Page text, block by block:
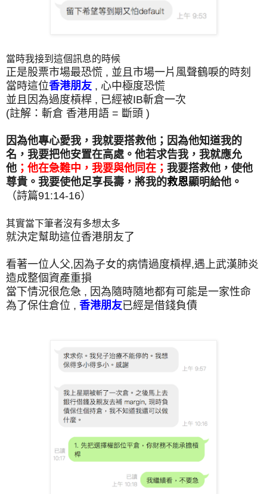
當時我接到這個訊息的時候
正是股票市場最恐慌 , 並且市場一片風聲鶴唳的時刻
當時這位香港朋友 , 心中極度恐慌
並且因為過度槓桿 , 已經被IB斬倉一次
(註解：斬倉 香港用語 = 斷頭 )
因為他專心愛我，我就要搭救他；因為他知道我的
名，我要把他安置在高處。他若求告我，我就應允
他 ； 他在急難中，我要與他同在； 我要搭救他，使他
尊貴。我要使他足享長壽，將我的救恩顯明給他。
（詩篇91:14-16）
其實當下筆者沒有多想太多
就決定幫助這位香港朋友了
看著一位人父,因為子女的病情過度槓桿,遇上武漢肺炎
造成整個資產重損
當下情況很危急 , 因為隨時隨地都有可能是一家性命
為了保住倉位 , 香港朋友已經是借錢負債